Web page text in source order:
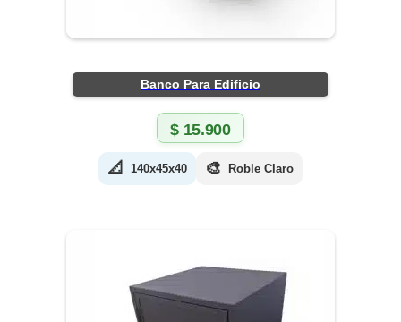
Banco Para Edificio
$15.900
📐 140x45x40 🎨 Roble Claro